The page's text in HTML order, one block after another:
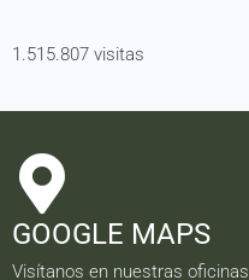
1.515.807 visitas
GOOGLE MAPS
Visítanos en nuestras oficinas